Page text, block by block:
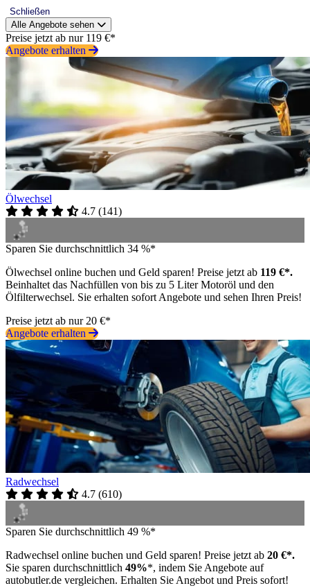
Schließen
Alle Angebote sehen
Preise jetzt ab nur 119 €*
Angebote erhalten
Ölwechsel
4.7 (141)
Sparen Sie durchschnittlich 34 %*
Ölwechsel online buchen und Geld sparen! Preise jetzt ab 119 €*.
Beinhaltet das Nachfüllen von bis zu 5 Liter Motoröl und den
Ölfilterwechsel. Sie erhalten sofort Angebote und sehen Ihren Preis!
Preise jetzt ab nur 20 €*
Angebote erhalten
Radwechsel
4.7 (610)
Sparen Sie durchschnittlich 49 %*
Radwechsel online buchen und Geld sparen! Preise jetzt ab 20 €*.
Sie sparen durchschnittlich 49%*, indem Sie Angebote auf
autobutler.de vergleichen. Erhalten Sie Angebot und Preis sofort!